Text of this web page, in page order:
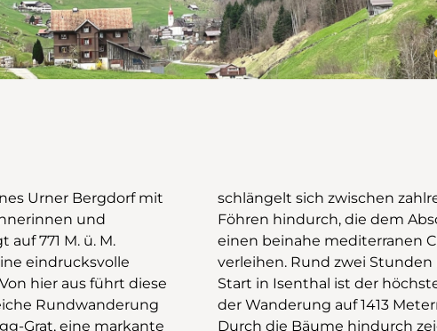
Urner Bergdorf mit
und
auf 771 M. ü. M.
eindrucksvolle
hier aus führt diese
Rundwanderung
Grat, eine markante
zahlreichen
dem Abschnitt
Charakter
Stunden nach dem
ist der höchste Punkt
1413 Metern erreicht.
hindurch zeigen sich